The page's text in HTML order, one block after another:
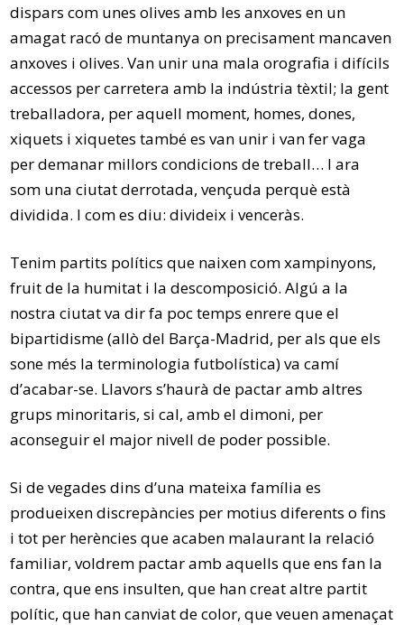
dispars com unes olives amb les anxoves en un
amagat racó de muntanya on precisament mancaven
anxoves i olives. Van unir una mala orografia i difícils
accessos per carretera amb la indústria tèxtil; la gent
treballadora, per aquell moment, homes, dones,
xiquets i xiquetes també es van unir i van fer vaga
per demanar millors condicions de treball… I ara
som una ciutat derrotada, vençuda perquè està
dividida. I com es diu: divideix i venceràs.
Tenim partits polítics que naixen com xampinyons,
fruit de la humitat i la descomposició. Algú a la
nostra ciutat va dir fa poc temps enrere que el
bipartidisme (allò del Barça-Madrid, per als que els
sone més la terminologia futbolística) va camí
d’acabar-se. Llavors s’haurà de pactar amb altres
grups minoritaris, si cal, amb el dimoni, per
aconseguir el major nivell de poder possible.
Si de vegades dins d’una mateixa família es
produeixen discrepàncies per motius diferents o fins
i tot per herències que acaben malaurant la relació
familiar, voldrem pactar amb aquells que ens fan la
contra, que ens insulten, que han creat altre partit
polític, que han canviat de color, que veuen amenaçat